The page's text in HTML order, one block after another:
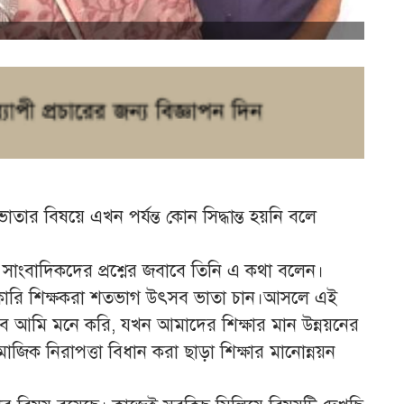
বিষয়ে এখন পর্যন্ত কোন সিদ্ধান্ত হয়নি বলে
প্রশ্নের জবাবে তিনি এ কথা বলেন।
শিক্ষকরা শতভাগ উৎসব ভাতা চান।আসলে এই
আমি মনে করি, যখন আমাদের শিক্ষার মান উন্নয়নের
নিরাপত্তা বিধান করা ছাড়া শিক্ষার মানোন্নয়ন